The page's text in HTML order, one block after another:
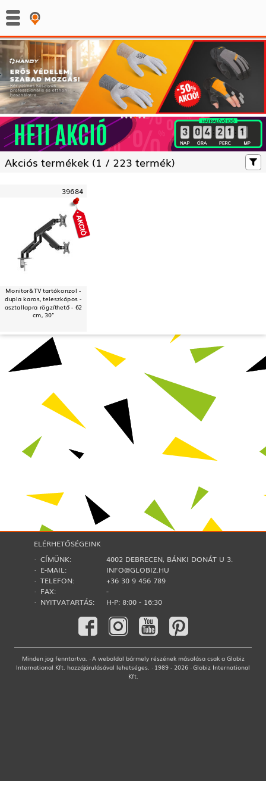
: :
Akciós termékek (1 / 223 termék)
39684
Monitor&TV tartókonzol -
dupla karos, teleszkópos -
asztallapra rögzíthető - 62
cm, 30"
ELÉRHETŐSÉGEINK
· CÍMÜNK:
4002 DEBRECEN, BÁNKI DONÁT U 3.
· E-MAIL:
INFO@GLOBIZ.HU
· TELEFON:
+36 30 9 456 789
· FAX:
-
· NYITVATARTÁS:
H-P: 8:00 - 16:30
Minden jog fenntartva. · A weboldal bármely részének másolása csak a Globiz
International Kft. hozzájárulásával lehetséges. · 1989 - 2026 · Globiz International
Kft.